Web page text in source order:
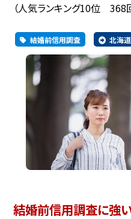
（人気ランキング10位 368
結婚前信用調査 北海道
結婚前信用調査に強